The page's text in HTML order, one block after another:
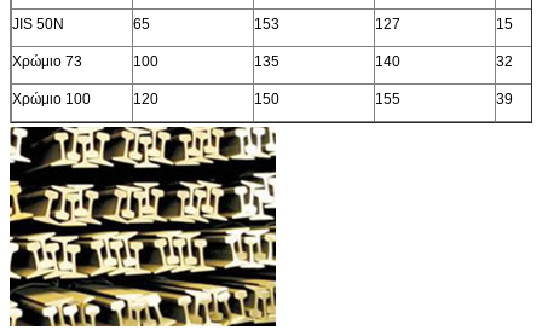
JIS 50N 65 153 127 15
Χρώμιο 73 100 135 140 32
Χρώμιο 100 120 150 155 39